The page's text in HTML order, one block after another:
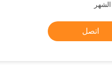
اتصل